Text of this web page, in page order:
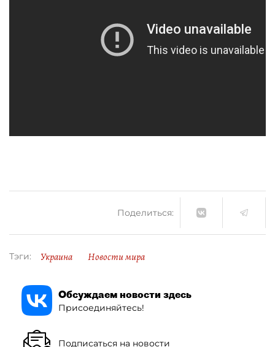
Поделиться:
Тэги: Украина Новости мира
Обсуждаем новости здесь
Присоединяйтесь!
Подписаться на новости